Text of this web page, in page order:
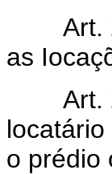
Art.
as
Art.
o prédio